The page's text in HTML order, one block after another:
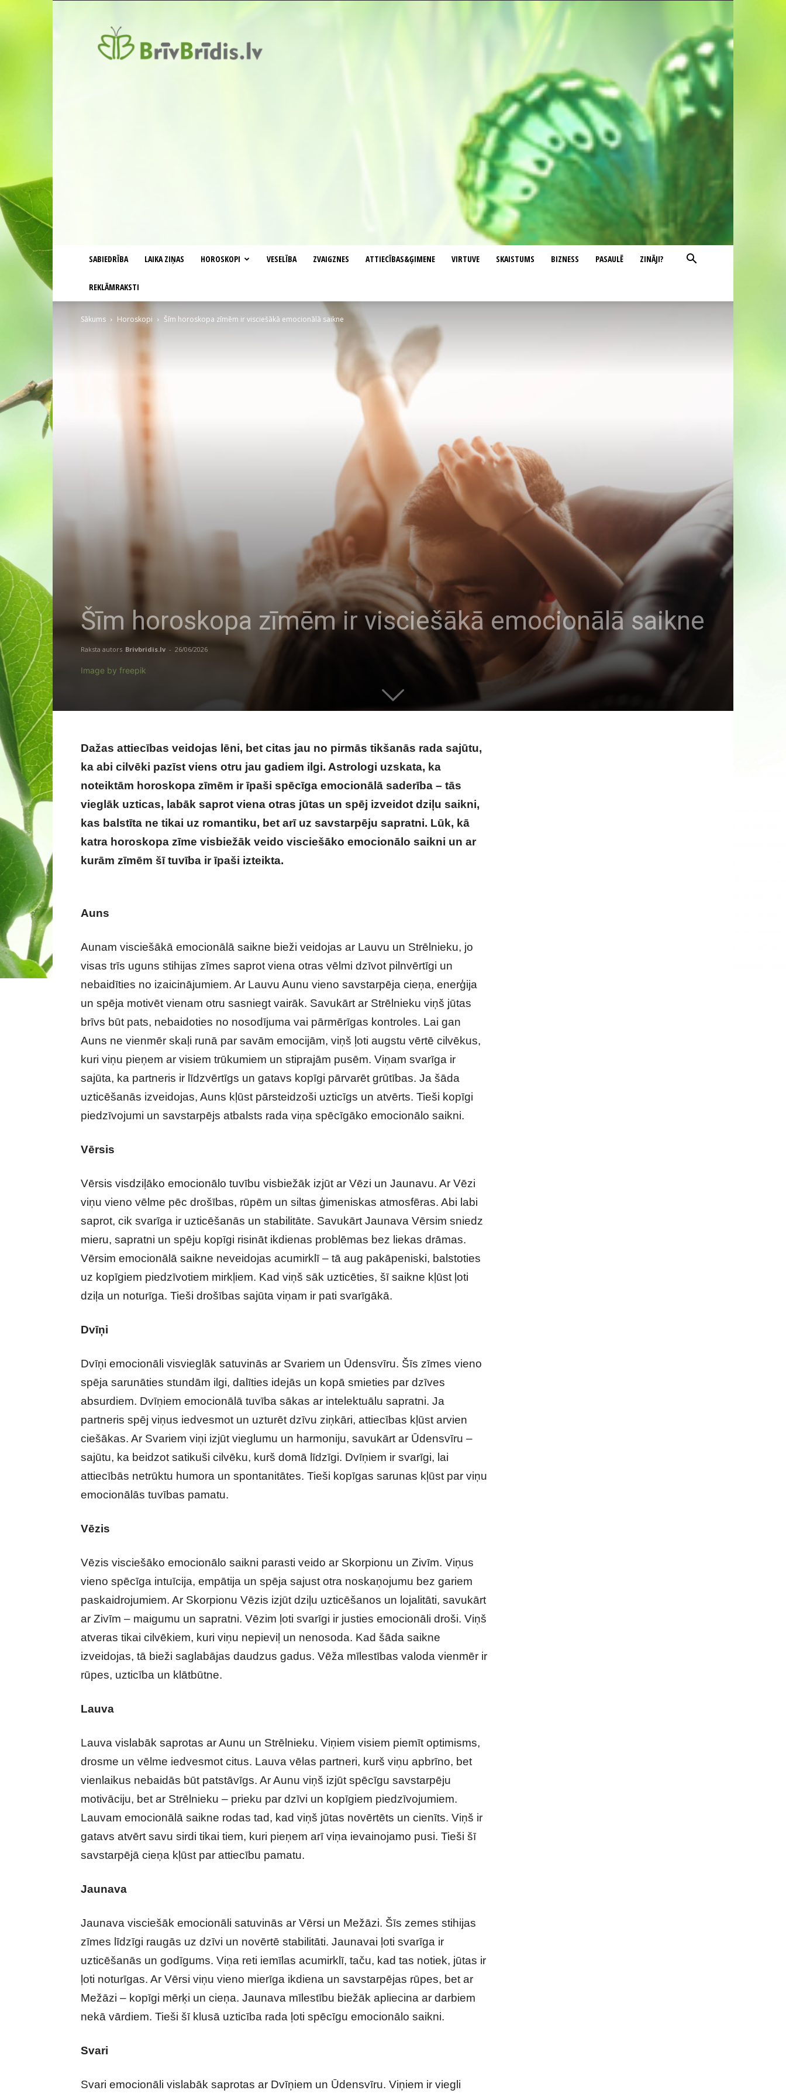
SABIEDRĪBA LAIKA ZIŅAS HOROSKOPI VESELĪBA ZVAIGZNES ATTIECĪBAS&ĢIMENE VIRTUVE SKAISTUMS BIZNESS PASAULĒ ZINĀJI?
REKLĀMRAKSTI
Sākums Horoskopi Šīm horoskopa zīmēm ir visciešākā emocionālā saikne
Šīm horoskopa zīmēm ir visciešākā emocionālā saikne
Raksta autors Brivbridis.lv - 26/06/2026
Image by freepik
Dažas attiecības veidojas lēni, bet citas jau no pirmās tikšanās rada sajūtu,
ka abi cilvēki pazīst viens otru jau gadiem ilgi. Astrologi uzskata, ka
noteiktām horoskopa zīmēm ir īpaši spēcīga emocionālā saderība – tās
vieglāk uzticas, labāk saprot viena otras jūtas un spēj izveidot dziļu saikni,
kas balstīta ne tikai uz romantiku, bet arī uz savstarpēju sapratni. Lūk, kā
katra horoskopa zīme visbiežāk veido visciešāko emocionālo saikni un ar
kurām zīmēm šī tuvība ir īpaši izteikta.
Auns
Aunam visciešākā emocionālā saikne bieži veidojas ar Lauvu un Strēlnieku, jo
visas trīs uguns stihijas zīmes saprot viena otras vēlmi dzīvot pilnvērtīgi un
nebaidīties no izaicinājumiem. Ar Lauvu Aunu vieno savstarpēja cieņa, enerģija
un spēja motivēt vienam otru sasniegt vairāk. Savukārt ar Strēlnieku viņš jūtas
brīvs būt pats, nebaidoties no nosodījuma vai pārmērīgas kontroles. Lai gan
Auns ne vienmēr skaļi runā par savām emocijām, viņš ļoti augstu vērtē cilvēkus,
kuri viņu pieņem ar visiem trūkumiem un stiprajām pusēm. Viņam svarīga ir
sajūta, ka partneris ir līdzvērtīgs un gatavs kopīgi pārvarēt grūtības. Ja šāda
uzticēšanās izveidojas, Auns kļūst pārsteidzoši uzticīgs un atvērts. Tieši kopīgi
piedzīvojumi un savstarpējs atbalsts rada viņa spēcīgāko emocionālo saikni.
Vērsis
Vērsis visdziļāko emocionālo tuvību visbiežāk izjūt ar Vēzi un Jaunavu. Ar Vēzi
viņu vieno vēlme pēc drošības, rūpēm un siltas ģimeniskas atmosfēras. Abi labi
saprot, cik svarīga ir uzticēšanās un stabilitāte. Savukārt Jaunava Vērsim sniedz
mieru, sapratni un spēju kopīgi risināt ikdienas problēmas bez liekas drāmas.
Vērsim emocionālā saikne neveidojas acumirklī – tā aug pakāpeniski, balstoties
uz kopīgiem piedzīvotiem mirkļiem. Kad viņš sāk uzticēties, šī saikne kļūst ļoti
dziļa un noturīga. Tieši drošības sajūta viņam ir pati svarīgākā.
Dvīņi
Dvīņi emocionāli visvieglāk satuvinās ar Svariem un Ūdensvīru. Šīs zīmes vieno
spēja sarunāties stundām ilgi, dalīties idejās un kopā smieties par dzīves
absurdiem. Dvīņiem emocionālā tuvība sākas ar intelektuālu sapratni. Ja
partneris spēj viņus iedvesmot un uzturēt dzīvu ziņkāri, attiecības kļūst arvien
ciešākas. Ar Svariem viņi izjūt vieglumu un harmoniju, savukārt ar Ūdensvīru –
sajūtu, ka beidzot satikuši cilvēku, kurš domā līdzīgi. Dvīņiem ir svarīgi, lai
attiecībās netrūktu humora un spontanitātes. Tieši kopīgas sarunas kļūst par viņu
emocionālās tuvības pamatu.
Vēzis
Vēzis visciešāko emocionālo saikni parasti veido ar Skorpionu un Zivīm. Viņus
vieno spēcīga intuīcija, empātija un spēja sajust otra noskaņojumu bez gariem
paskaidrojumiem. Ar Skorpionu Vēzis izjūt dziļu uzticēšanos un lojalitāti, savukārt
ar Zivīm – maigumu un sapratni. Vēzim ļoti svarīgi ir justies emocionāli droši. Viņš
atveras tikai cilvēkiem, kuri viņu nepieviļ un nenosoda. Kad šāda saikne
izveidojas, tā bieži saglabājas daudzus gadus. Vēža mīlestības valoda vienmēr ir
rūpes, uzticība un klātbūtne.
Lauva
Lauva vislabāk saprotas ar Aunu un Strēlnieku. Viņiem visiem piemīt optimisms,
drosme un vēlme iedvesmot citus. Lauva vēlas partneri, kurš viņu apbrīno, bet
vienlaikus nebaidās būt patstāvīgs. Ar Aunu viņš izjūt spēcīgu savstarpēju
motivāciju, bet ar Strēlnieku – prieku par dzīvi un kopīgiem piedzīvojumiem.
Lauvam emocionālā saikne rodas tad, kad viņš jūtas novērtēts un cienīts. Viņš ir
gatavs atvērt savu sirdi tikai tiem, kuri pieņem arī viņa ievainojamo pusi. Tieši šī
savstarpējā cieņa kļūst par attiecību pamatu.
Jaunava
Jaunava visciešāk emocionāli satuvinās ar Vērsi un Mežāzi. Šīs zemes stihijas
zīmes līdzīgi raugās uz dzīvi un novērtē stabilitāti. Jaunavai ļoti svarīga ir
uzticēšanās un godīgums. Viņa reti iemīlas acumirklī, taču, kad tas notiek, jūtas ir
ļoti noturīgas. Ar Vērsi viņu vieno mierīga ikdiena un savstarpējas rūpes, bet ar
Mežāzi – kopīgi mērķi un cieņa. Jaunava mīlestību biežāk apliecina ar darbiem
nekā vārdiem. Tieši šī klusā uzticība rada ļoti spēcīgu emocionālo saikni.
Svari
Svari emocionāli vislabāk saprotas ar Dvīņiem un Ūdensvīru. Viņiem ir viegli